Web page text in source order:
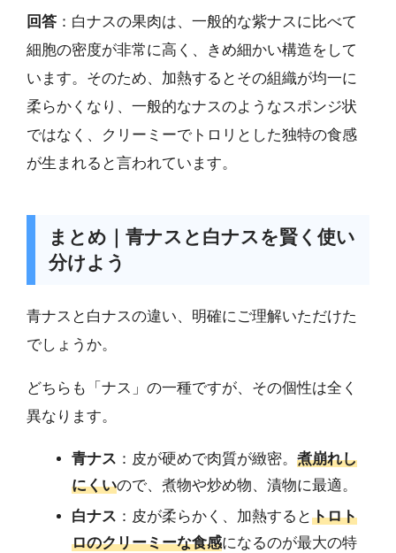
回答 ：白ナスの果肉は、一般的な紫ナスに比べて
細胞の密度が非常に高く、きめ細かい構造をして
います。そのため、加熱するとその組織が均一に
柔らかくなり、一般的なナスのようなスポンジ状
ではなく、クリーミーでトロリとした独特の食感
が生まれると言われています。
まとめ｜青ナスと白ナスを賢く使い
分けよう
青ナスと白ナスの違い、明確にご理解いただけた
でしょうか。
どちらも「ナス」の一種ですが、その個性は全く
異なります。
青ナス ：皮が硬めで肉質が緻密。 煮崩れし
にくいので、煮物や炒め物、漬物に最適。
白ナス ：皮が柔らかく、加熱するとトロト
ロのクリーミーな食感になるのが最大の特